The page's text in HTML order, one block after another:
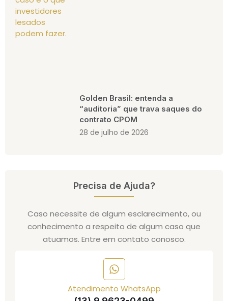
Golden Brasil: entenda a
“auditoria” que trava saques do
contrato CPOM
28 de julho de 2026
Precisa de Ajuda?
Caso necessite de algum esclarecimento, ou
conhecimento a respeito de algum caso que
atuamos. Entre em contato conosco.
Atendimento WhatsApp